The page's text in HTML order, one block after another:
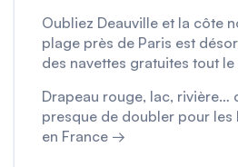
Oubliez Deauville et la côte
plage près de Paris est
des navettes gratuites tout
Drapeau rouge, lac, rivière…
presque de doubler pour
en France →